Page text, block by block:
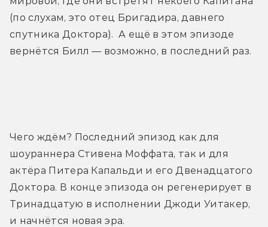
(по слухам, это отец Бригадира, давнего
спутника Доктора).  А ещё в этом эпизоде
вернётся Билл — возможно, в последний раз.
Чего ждём? Последний эпизод как для
шоураннера Стивена Моффата, так и для
актёра Питера Капальди и его Двенадцатого
Доктора. В конце эпизода он регенерирует в
Тринадцатую в исполнении Джоди Уитакер,
и начнётся новая эра.